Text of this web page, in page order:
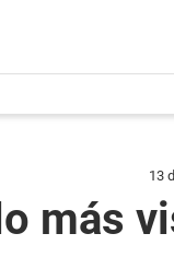
13
más